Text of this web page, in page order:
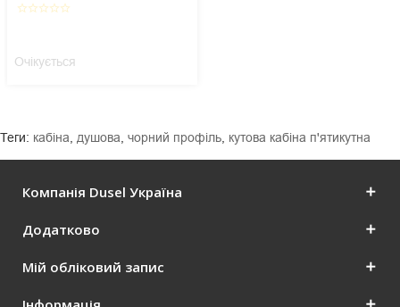
star_borderstar_borderstar_borderstar_borderstar_border
Очікується
Теги: кабіна, душова, чорний профіль, кутова кабіна п'ятикутна
Компанія Dusel Україна
Додатково
Мій обліковий запис